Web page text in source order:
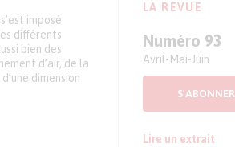
imposé
différents
bien des
d’air, de la
dimension
LA REVUE
Numéro 93
Avril-Mai-Juin
S'ABONNER
Lire un extrait